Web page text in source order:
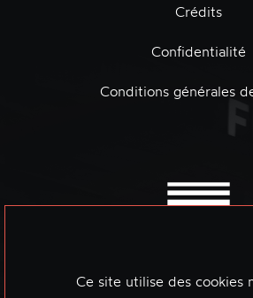
Crédits
Confidentialité
Conditions générales
Ce site utilise des cookies